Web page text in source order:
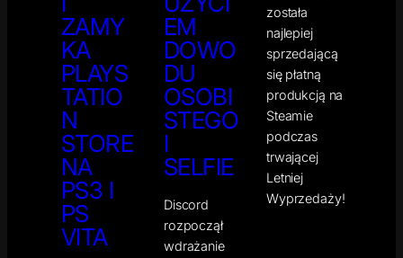
ZAMY
KA
PLAYS
TATIO
N
STORE
NA
PS3 I
PS
VITA
EM
DOWO
DU
OSOBI
STEGO
I
SELFIE
Discord
rozpoczął
wdrażanie
została
najlepiej
sprzedającą
się płatną
produkcją na
Steamie
podczas
trwającej
Letniej
Wyprzedaży!